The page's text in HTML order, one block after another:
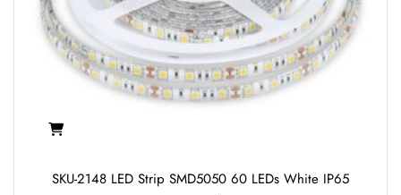
SKU-2148 LED Strip SMD5050 60 LEDs White IP65